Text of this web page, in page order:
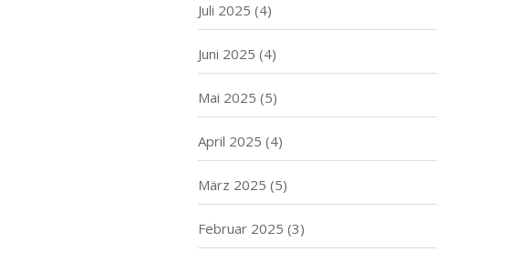
Juli 2025 (4)
Juni 2025 (4)
Mai 2025 (5)
April 2025 (4)
März 2025 (5)
Februar 2025 (3)